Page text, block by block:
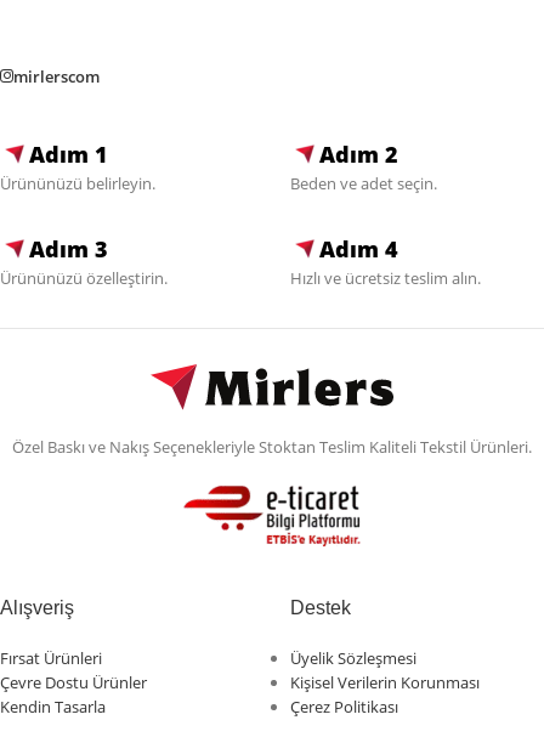
mirlerscom
Adım 1
Ürününüzü belirleyin.
Adım 2
Beden ve adet seçin.
Adım 3
Ürününüzü özelleştirin.
Adım 4
Hızlı ve ücretsiz teslim alın.
Özel Baskı ve Nakış Seçenekleriyle Stoktan Teslim Kaliteli Tekstil Ürünleri.
Alışveriş
Fırsat Ürünleri
Çevre Dostu Ürünler
Kendin Tasarla
Destek
Üyelik Sözleşmesi
Kişisel Verilerin Korunması
Çerez Politikası